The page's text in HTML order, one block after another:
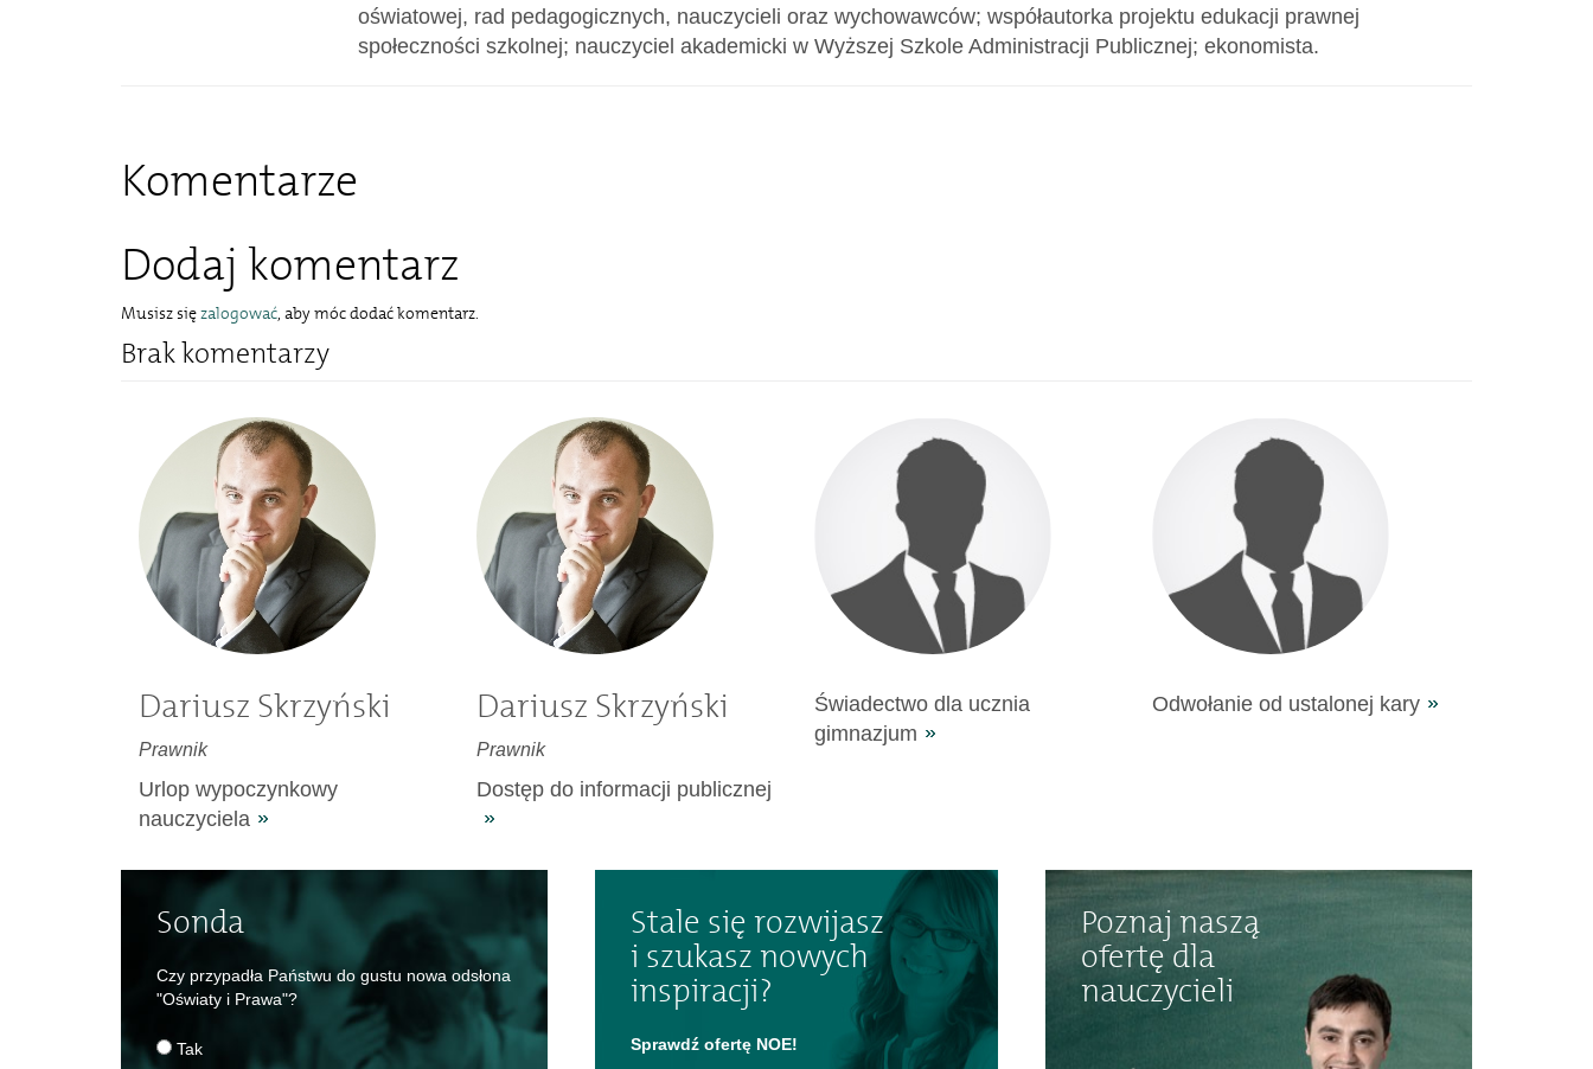
oświatowej, rad pedagogicznych, nauczycieli oraz wychowawców; współautorka projektu edukacji prawnej
społeczności szkolnej; nauczyciel akademicki w Wyższej Szkole Administracji Publicznej; ekonomista.
Komentarze
Dodaj komentarz
Musisz sięzalogować, aby móc dodać komentarz.
Brak komentarzy
Dariusz Skrzyński
Prawnik
Urlop wypoczynkowy
nauczyciela
Dariusz Skrzyński
Prawnik
Dostęp do informacji publicznej
Świadectwo dla ucznia
gimnazjum
Odwołanie od ustalonej kary
Sonda
Czy przypadła Państwu do gustu nowa odsłona
"Oświaty i Prawa"?
Tak
Stale się rozwijasz
i szukasz nowych
inspiracji?
Sprawdź ofertę NOE!
Poznaj naszą
ofertę dla
nauczycieli